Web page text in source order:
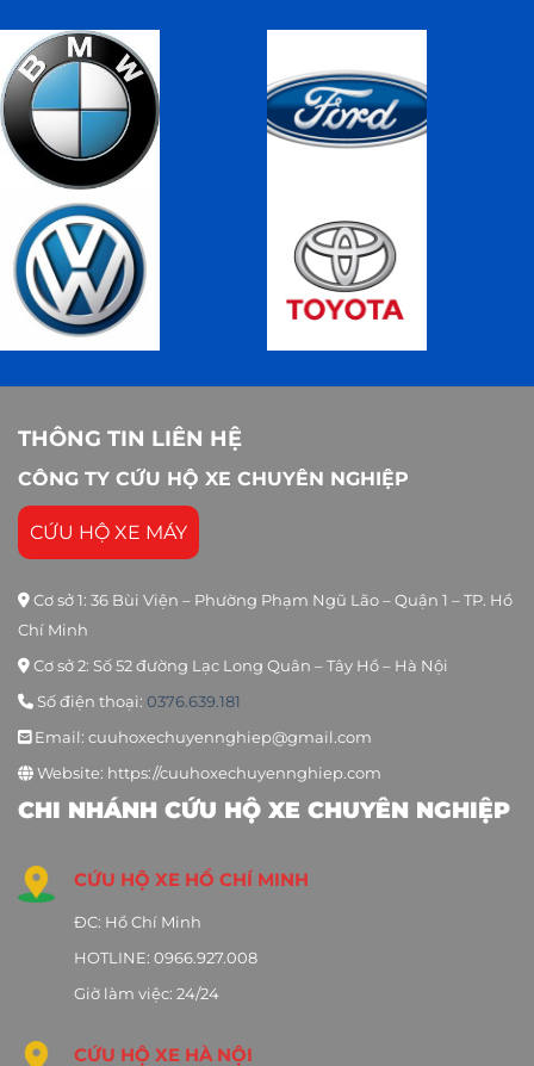
THÔNG TIN LIÊN HỆ
CÔNG TY CỨU HỘ XE CHUYÊN NGHIỆP
CỨU HỘ XE MÁY
Cơ sở 1: 36 Bùi Viện – Phường Phạm Ngũ Lão – Quận 1 – TP. Hồ
Chí Minh
Cơ sở 2: Số 52 đường Lạc Long Quân – Tây Hồ – Hà Nội
Số điện thoại: 0376.639.181
Email: cuuhoxechuyennghiep@gmail.com
Website: https://cuuhoxechuyennghiep.com
CHI NHÁNH CỨU HỘ XE CHUYÊN NGHIỆP
CỨU HỘ XE HỒ CHÍ MINH
ĐC: Hồ Chí Minh
HOTLINE: 0966.927.008
Giờ làm việc: 24/24
CỨU HỘ XE HÀ NỘI